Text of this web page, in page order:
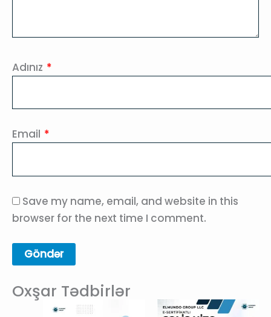
Adınız *
Email *
Save my name, email, and website in this
browser for the next time I comment.
Oxşar Tədbirlər